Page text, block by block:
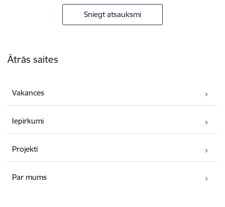
Sniegt atsauksmi
Ātrās saites
Vakances
Iepirkumi
Projekti
Par mums